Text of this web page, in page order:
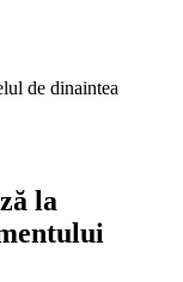
de dinaintea
la